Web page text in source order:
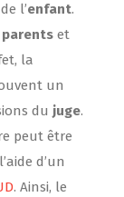
de l’enfant.
parents et
la
un
du juge.
peut être
d’un
. Ainsi, le